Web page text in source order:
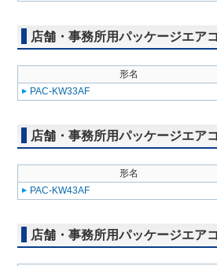
店舗・事務所用パッケージエア
形名
PAC-KW33AF
店舗・事務所用パッケージエア
形名
PAC-KW43AF
店舗・事務所用パッケージエア